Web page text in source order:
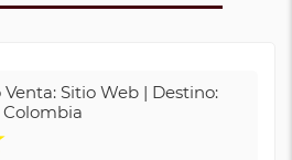
Venta: Sitio Web | Destino:
Colombia